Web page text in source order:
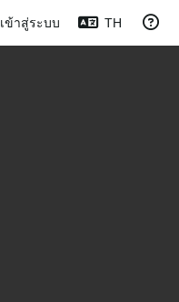
เข้าสู่ระบบ TH